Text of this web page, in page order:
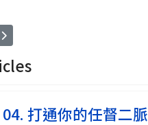
場 03. 打坐把光留住
章: 六 月 登 場 01. 少呼少吸命長久
打通你的任督二脈